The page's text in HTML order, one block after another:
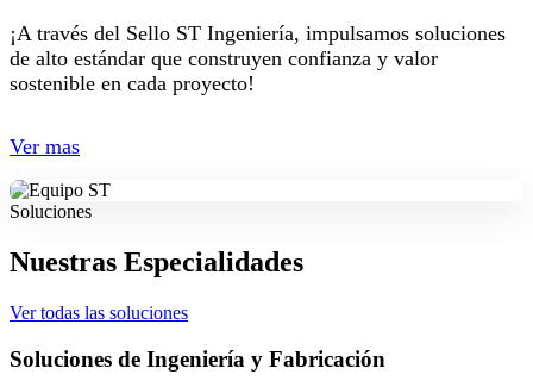
¡A través del Sello ST Ingeniería, impulsamos soluciones
de alto estándar que construyen confianza y valor
sostenible en cada proyecto!
Ver mas
Soluciones
Nuestras Especialidades
Ver todas las soluciones
Soluciones de Ingeniería y Fabricación